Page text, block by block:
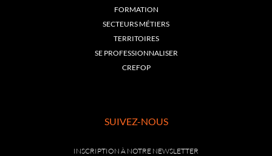
FORMATION
SECTEURS MÉTIERS
TERRITOIRES
SE PROFESSIONNALISER
CREFOP
SUIVEZ-NOUS
INSCRIPTION À NOTRE NEWSLETTER